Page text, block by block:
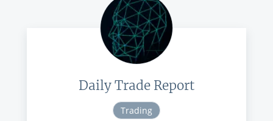
Daily Trade Report
Trading